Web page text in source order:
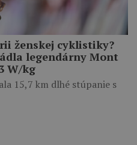
ženskej cyklistiky?
legendárny Mont
W/kg
15,7 km dlhé stúpanie s